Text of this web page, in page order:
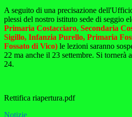
A seguito di una precisazione
plessi del nostro istituto sede di seggio
Primaria Costacciaro, Secondaria
Sigillo, Infanzia Purello, Primaria
Fossato di Vico) le lezioni saranno
22 ma anche il 23 settembre. Si tornerà
24.
Rettifica riapertura.pdf
Notizie